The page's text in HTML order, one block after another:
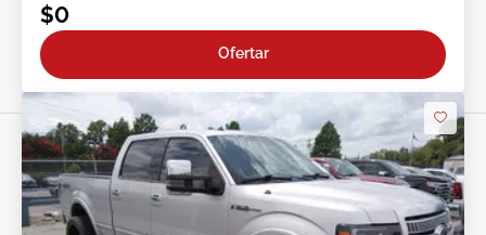
$0
Ofertar